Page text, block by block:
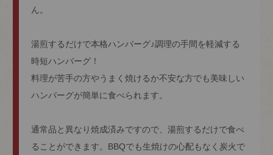
ん。
湯煎するだけで本格ハンバーグ♪調理の手間を軽減する
時短ハンバーグ！
料理が苦手の方やうまく焼けるか不安な方でも美味しい
ハンバーグが簡単に食べられます。
通常品と異なり焼成済みですので、湯煎するだけで食べ
ることができます。BBQでも生焼けの心配もなく炭火で